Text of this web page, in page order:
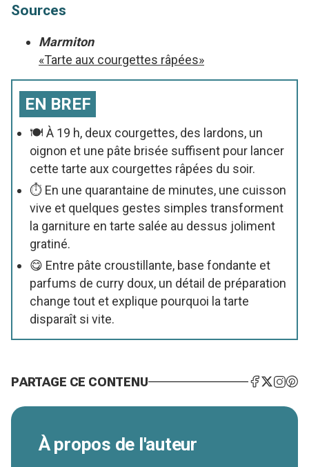
Sources
Marmiton
«Tarte aux courgettes râpées»
EN BREF
🍽️ À 19 h, deux courgettes, des lardons, un
oignon et une pâte brisée suffisent pour lancer
cette tarte aux courgettes râpées du soir.
⏱️ En une quarantaine de minutes, une cuisson
vive et quelques gestes simples transforment
la garniture en tarte salée au dessus joliment
gratiné.
😋 Entre pâte croustillante, base fondante et
parfums de curry doux, un détail de préparation
change tout et explique pourquoi la tarte
disparaît si vite.
PARTAGE CE CONTENU
À propos de l'auteur